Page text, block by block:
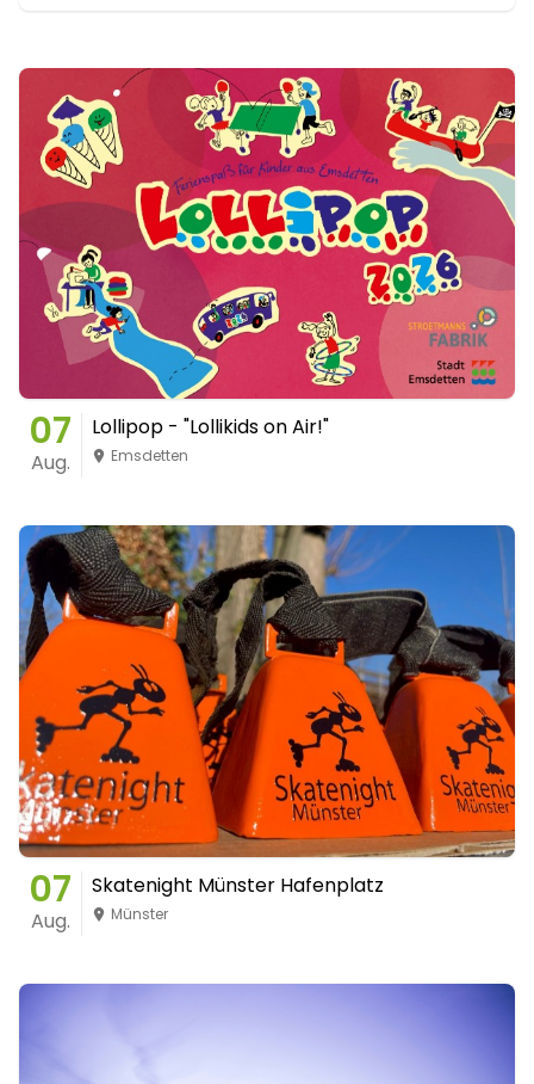
07
Aug.
Lollipop - "Lollikids on Air!"
Emsdetten
07
Aug.
Skatenight Münster Hafenplatz
Münster